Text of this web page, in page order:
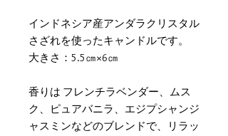
インドネシア産アンダラクリスタル
さざれを使ったキャンドルです。
大きさ：5.5㎝×6㎝
香りは フレンチラベンダー、ムス
ク、ピュアバニラ、エジプシャンジ
ャスミンなどのブレンドで、リラッ